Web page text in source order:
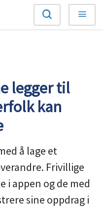
Søk Meny
legger til
kan
å lage et
Frivillige
i appen og de med
sine oppdrag i